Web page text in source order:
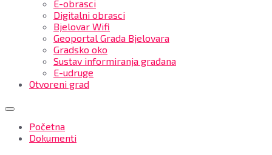
E-obrasci
Digitalni obrasci
Bjelovar Wifi
Geoportal Grada Bjelovara
Gradsko oko
Sustav informiranja građana
E-udruge
Otvoreni grad
Početna
Dokumenti